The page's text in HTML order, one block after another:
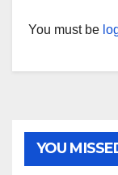
You must be
YOU